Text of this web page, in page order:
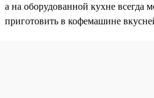
а на оборудованной кухне всегда
приготовить в кофемашине